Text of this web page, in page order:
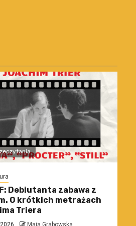
Debiutanta zabawa z
O krótkich metrażach
Triera
Maja Grabowska